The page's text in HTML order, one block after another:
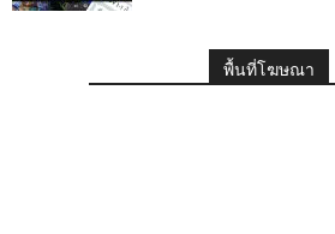
พื้นที่โฆษณา